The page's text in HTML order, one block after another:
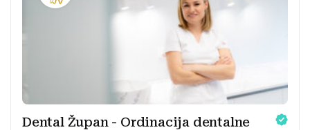
Dental Župan - Ordinacija dentalne